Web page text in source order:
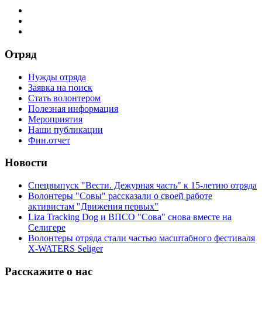
Отряд
Нужды отряда
Заявка на поиск
Стать волонтером
Полезная информация
Мероприятия
Наши публикации
Фин.отчет
Новости
Спецвыпуск "Вести. Дежурная часть" к 15-летию отряда
Волонтеры "Совы" рассказали о своей работе
активистам "Движения первых"
Liza Tracking Dog и ВПСО "Сова" снова вместе на
Селигере
Волонтеры отряда стали частью масштабного фестиваля
X-WATERS Seliger
Расскажите о нас